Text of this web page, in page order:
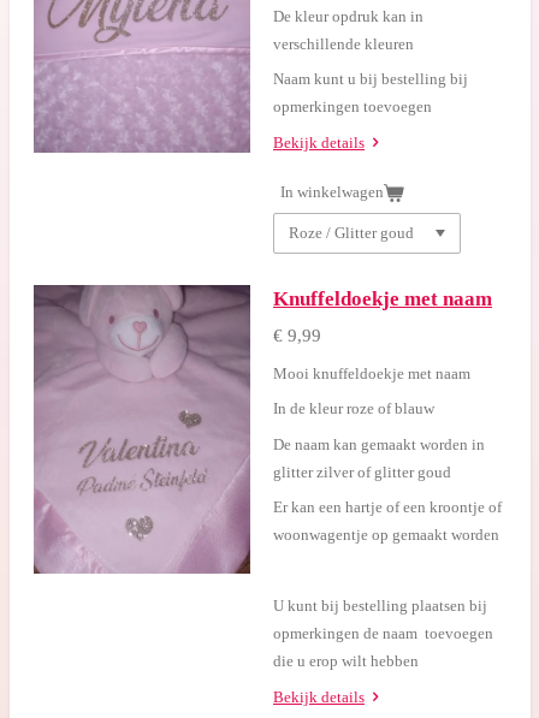
De kleur opdruk kan in
verschillende kleuren
Naam kunt u bij bestelling bij
opmerkingen toevoegen
Bekijk details
In winkelwagen
Knuffeldoekje met naam
€ 9,99
Mooi knuffeldoekje met naam
In de kleur roze of blauw
De naam kan gemaakt worden in
glitter zilver of glitter goud
Er kan een hartje of een kroontje of
woonwagentje op gemaakt worden
U kunt bij bestelling plaatsen bij
opmerkingen de naam toevoegen
die u erop wilt hebben
Bekijk details